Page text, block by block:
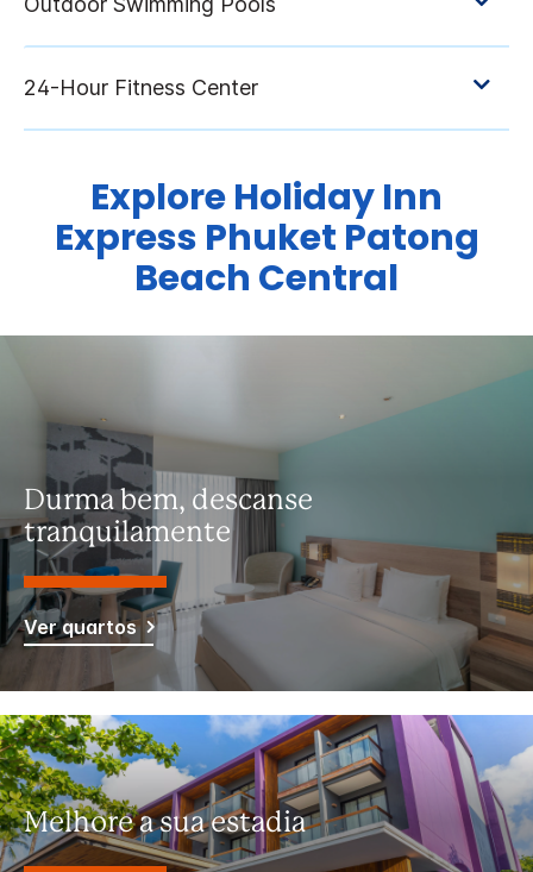
ExploreHoliday Inn
Express Phuket Patong
Beach Central
Durma bem, descanse
tranquilamente
Ver quartos
Melhore a sua estadia